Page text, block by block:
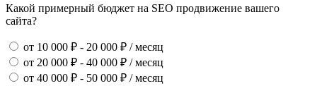
Какой примерный бюджет на SEO продвижение вашего
сайта?
от 10 000 ₽ - 20 000 ₽ / месяц
от 20 000 ₽ - 40 000 ₽ / месяц
от 40 000 ₽ - 50 000 ₽ / месяц